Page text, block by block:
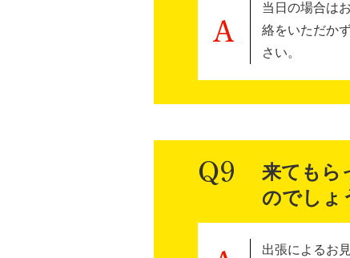
当日の場合は
絡をいただか
さい。
来てもら
のでしょ
出張によるお